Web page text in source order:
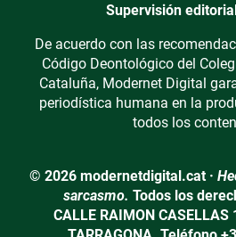
Supervisión
De acuerdo con las
Código Deontológico del
Cataluña, Modernet Digital
periodística humana en la
todos los
© 2026 modernetdigital.cat ·
sarcasmo. Todos los
CALLE RAIMON CASELLAS